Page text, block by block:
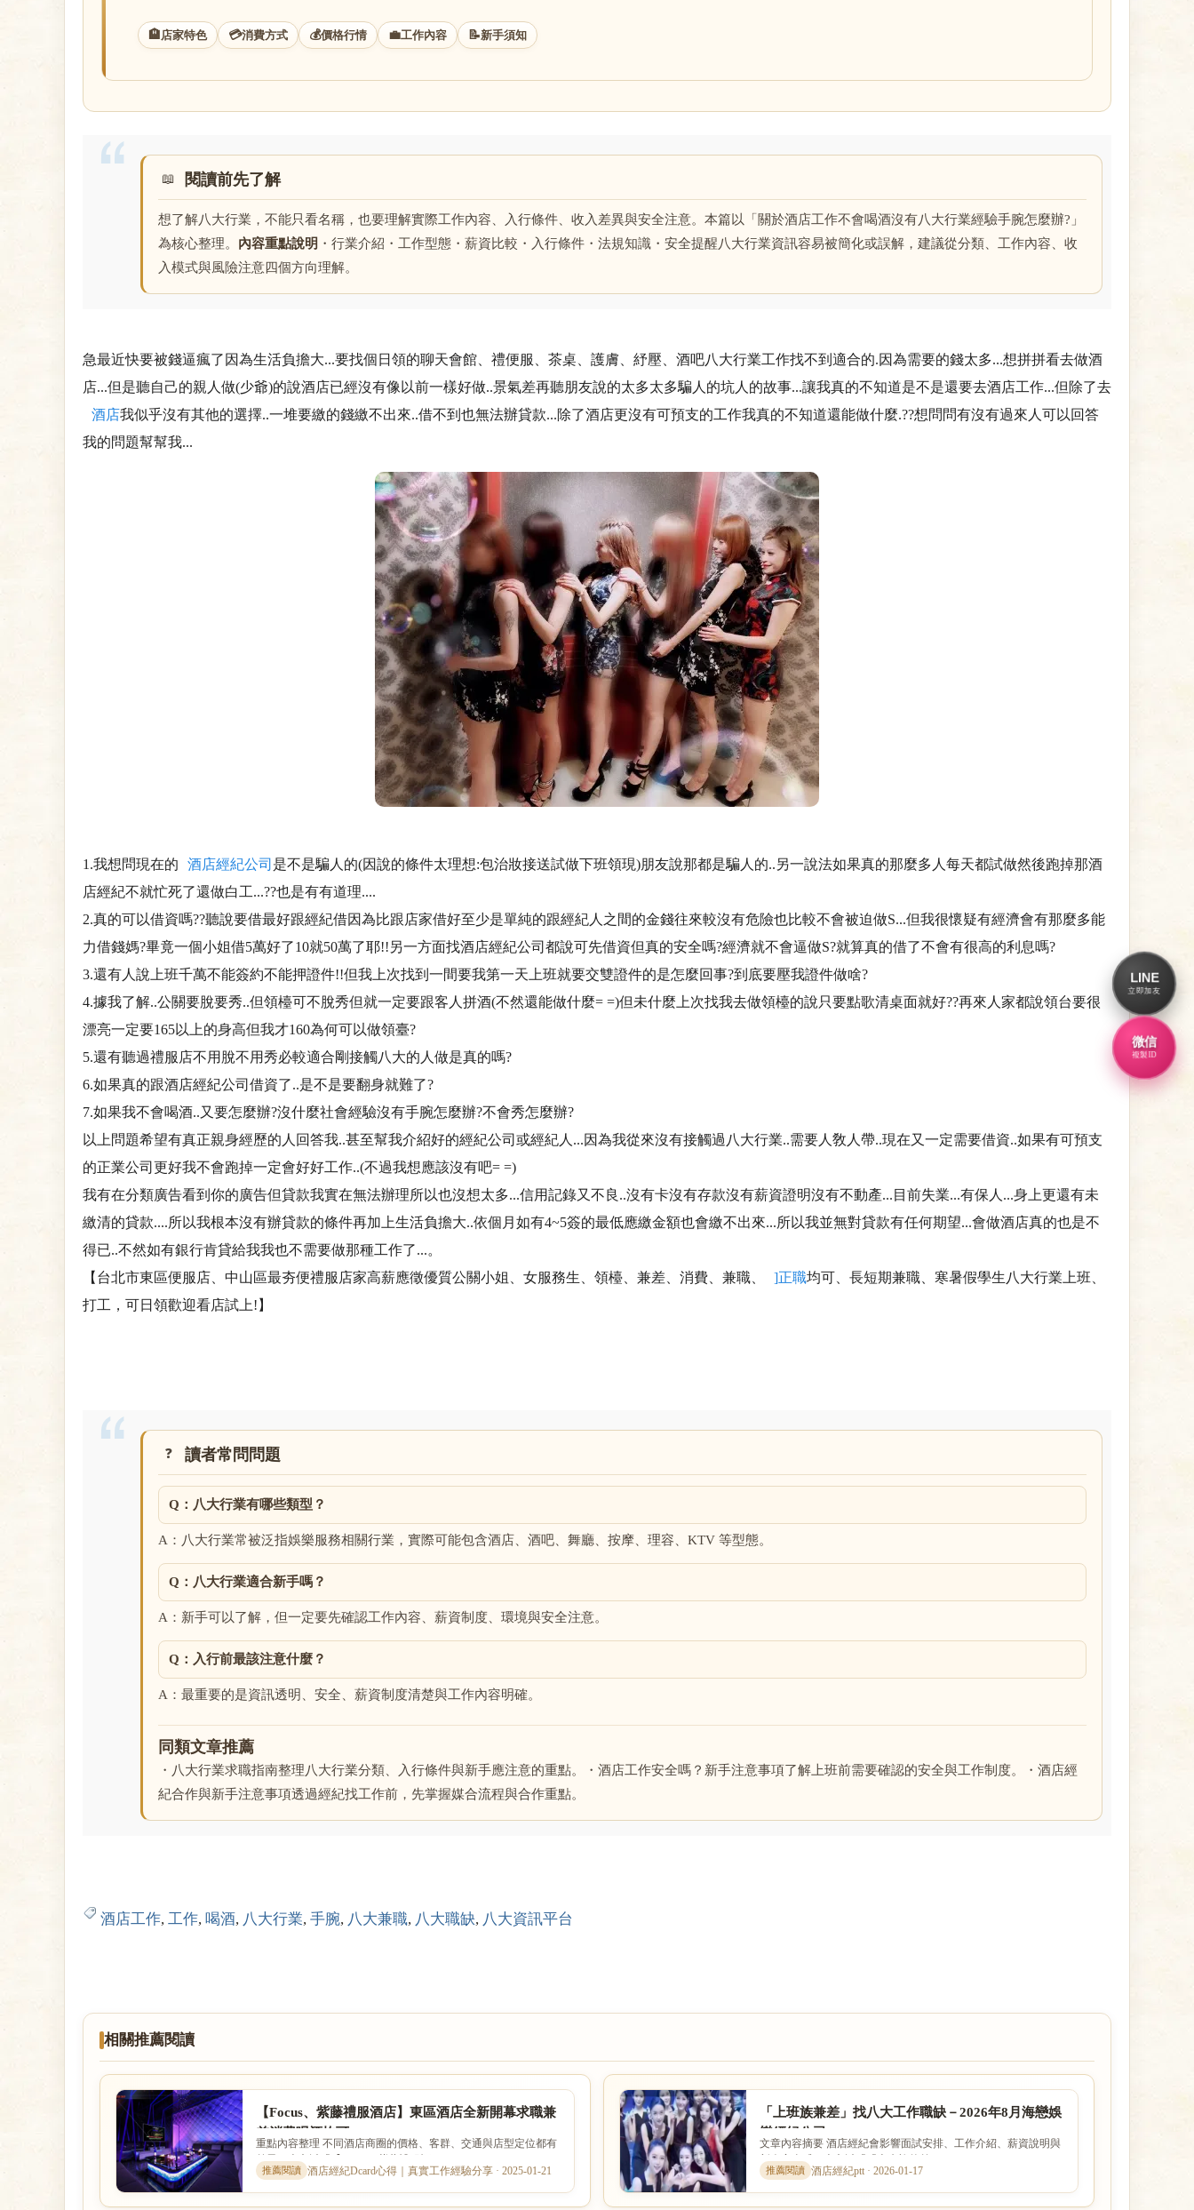
🏨店家特色 💳消費方式 💰價格行情 💼工作內容 📝新手須知
閱讀前先了解
想了解八大行業，不能只看名稱，也要理解實際工作內容、入行條件、收入差異與安全注意。本篇以「關於酒店工作不會喝酒沒有八大行業經驗手腕怎麼辦?」
為核心整理。 內容重點說明 ・行業介紹・工作型態・薪資比較・入行條件・法規知識・安全提醒八大行業資訊容易被簡化或誤解，建議從分類、工作內容、收
入模式與風險注意四個方向理解。
急最近快要被錢逼瘋了因為生活負擔大...要找個日領的聊天會館、禮便服、茶桌、護膚、紓壓、酒吧八大行業工作找不到適合的.因為需要的錢太多...想拼拼看去做酒
店...但是聽自己的親人做(少爺)的說酒店已經沒有像以前一樣好做..景氣差再聽朋友說的太多太多騙人的坑人的故事...讓我真的不知道是不是還要去酒店工作...但除了去
酒店我似乎沒有其他的選擇..一堆要繳的錢繳不出來..借不到也無法辦貸款...除了酒店更沒有可預支的工作我真的不知道還能做什麼.??想問問有沒有過來人可以回答
我的問題幫幫我...
1.我想問現在的 酒店經紀公司 是不是騙人的(因說的條件太理想:包治妝接送試做下班領現)朋友說那都是騙人的..另一說法如果真的那麼多人每天都試做然後跑掉那酒
店經紀不就忙死了還做白工...??也是有有道理....
2.真的可以借資嗎??聽說要借最好跟經紀借因為比跟店家借好至少是單純的跟經紀人之間的金錢往來較沒有危險也比較不會被迫做S...但我很懷疑有經濟會有那麼多能
力借錢媽?畢竟一個小姐借5萬好了10就50萬了耶!!另一方面找酒店經紀公司都說可先借資但真的安全嗎?經濟就不會逼做S?就算真的借了不會有很高的利息嗎?
3.還有人說上班千萬不能簽約不能押證件!!但我上次找到一間要我第一天上班就要交雙證件的是怎麼回事?到底要壓我證件做啥?
4.據我了解..公關要脫要秀..但領檯可不脫秀但就一定要跟客人拼酒(不然還能做什麼= =)但未什麼上次找我去做領檯的說只要點歌清桌面就好??再來人家都說領台要很
漂亮一定要165以上的身高但我才160為何可以做領臺?
5.還有聽過禮服店不用脫不用秀必較適合剛接觸八大的人做是真的嗎?
6.如果真的跟酒店經紀公司借資了..是不是要翻身就難了?
7.如果我不會喝酒..又要怎麼辦?沒什麼社會經驗沒有手腕怎麼辦?不會秀怎麼辦?
以上問題希望有真正親身經歷的人回答我..甚至幫我介紹好的經紀公司或經紀人...因為我從來沒有接觸過八大行業..需要人敎人帶..現在又一定需要借資..如果有可預支
的正業公司更好我不會跑掉一定會好好工作..(不過我想應該沒有吧= =)
我有在分類廣告看到你的廣告但貸款我實在無法辦理所以也沒想太多...信用記錄又不良..沒有卡沒有存款沒有薪資證明沒有不動產...目前失業...有保人...身上更還有未
繳清的貸款....所以我根本沒有辦貸款的條件再加上生活負擔大..依個月如有4~5簽的最低應繳金額也會繳不出來...所以我並無對貸款有任何期望...會做酒店真的也是不
得已..不然如有銀行肯貸給我我也不需要做那種工作了...。
【台北市東區便服店、中山區最夯便禮服店家高薪應徵優質公關小姐、女服務生、領檯、兼差、消費、兼職、
]正職均可、長短期兼職、寒暑假學生八大行業上班、
打工，可日領歡迎看店試上!】
讀者常問問題
Q：八大行業有哪些類型？
A：八大行業常被泛指娛樂服務相關行業，實際可能包含酒店、酒吧、舞廳、按摩、理容、KTV 等型態。
Q：八大行業適合新手嗎？
A：新手可以了解，但一定要先確認工作內容、薪資制度、環境與安全注意。
Q：入行前最該注意什麼？
A：最重要的是資訊透明、安全、薪資制度清楚與工作內容明確。
同類文章推薦
・八大行業求職指南整理八大行業分類、入行條件與新手應注意的重點。・酒店工作安全嗎？新手注意事項了解上班前需要確認的安全與工作制度。・酒店經
紀合作與新手注意事項透過經紀找工作前，先掌握媒合流程與合作重點。
酒店工作, 工作, 喝酒, 八大行業, 手腕, 八大兼職, 八大職缺, 八大資訊平台
相關推薦閱讀
【Focus、紫藤禮服酒店】東區酒店全新開幕求職兼
差消費喝酒均可
重點內容整理 不同酒店商圈的價格、客群、交通與店型定位都有
差異。本文以「【Focus、紫藤禮服酒...
酒店經紀Dcard心得｜真實工作經驗分享 · 2025-01-21
「上班族兼差」找八大工作職缺－2026年8月海戀娛
樂經紀公司
文章內容摘要 酒店經紀會影響面試安排、工作介紹、薪資說明與
新人安全感。本文以「「上班族兼差...
酒店經紀ptt · 2026-01-17
LINE
立即加友
微信
複製ID